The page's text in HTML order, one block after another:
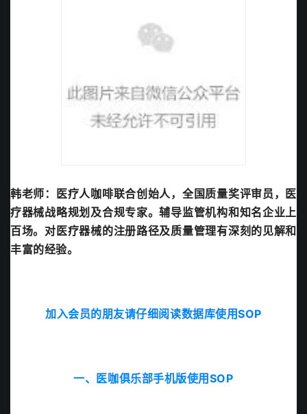
韩老师： 医疗人咖啡联合创始人，全国质量奖评审员，医
疗器械战略规划及合规专家。辅导监管机构和知名企业上
百场。对医疗器械的注册路径及质量管理有深刻的见解和
丰富的经验。
加入会员的朋友请仔细阅读数据库使用SOP
一、医咖俱乐部手机版使用SOP